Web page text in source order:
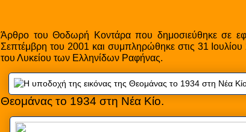
Άρθρο του Θοδωρή Κοντάρα που δημοσιεύθηκε σε
Σεπτέμβρη του 2001 και συμπληρώθηκε στις 31 Ιουλίου
του Λυκείου των Ελληνίδων Ραφήνας.
Θεομάνας το 1934 στη Νέα Κίο.